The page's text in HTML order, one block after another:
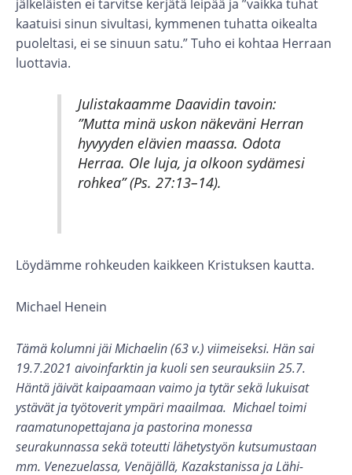
jälkeläisten ei tarvitse kerjätä leipää ja ”vaikka tuhat
kaatuisi sinun sivultasi, kymmenen tuhatta oikealta
puoleltasi, ei se sinuun satu.” Tuho ei kohtaa Herraan
luottavia.
Julistakaamme Daavidin tavoin:
”Mutta minä uskon näkeväni Herran
hyvyyden elävien maassa. Odota
Herraa. Ole luja, ja olkoon sydämesi
rohkea” (Ps. 27:13–14).
Löydämme rohkeuden kaikkeen Kristuksen kautta.
Michael Henein
Tämä kolumni jäi Michaelin (63 v.) viimeiseksi. Hän sai
19.7.2021 aivoinfarktin ja kuoli sen seurauksiin 25.7.
Häntä jäivät kaipaamaan vaimo ja tytär sekä lukuisat
ystävät ja työtoverit ympäri maailmaa. Michael toimi
raamatunopettajana ja pastorina monessa
seurakunnassa sekä toteutti lähetystyön kutsumustaan
mm. Venezuelassa, Venäjällä, Kazakstanissa ja Lähi-